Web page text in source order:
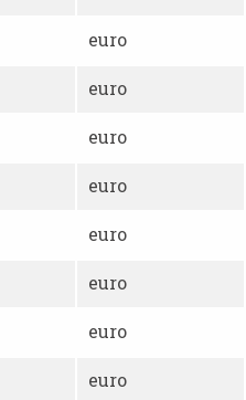
euro
euro
euro
euro
euro
euro
euro
euro